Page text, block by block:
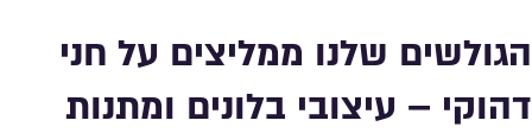
הגולשים שלנו ממליצים על חני
דהוקי – עיצובי בלונים ומתנות